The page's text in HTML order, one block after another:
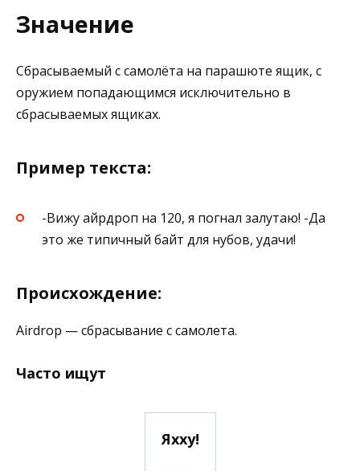
Значение
Сбрасываемый с самолёта на парашюте ящик, с
оружием попадающимся исключительно в
сбрасываемых ящиках.
Пример текста:
-Вижу айрдроп на 120, я погнал залутаю! -Да
это же типичный байт для нубов, удачи!
Происхождение:
Airdrop — сбрасывание с самолета.
Часто ищут
Яхху!